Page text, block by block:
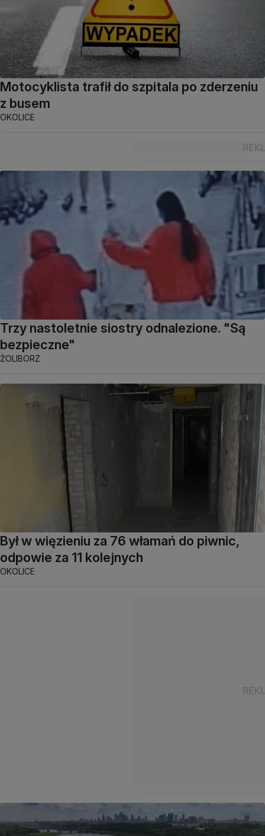
Motocyklista trafił do szpitala po zderzeniu
z busem
OKOLICE
Trzy nastoletnie siostry odnalezione. "Są
bezpieczne"
ŻOLIBORZ
Był w więzieniu za 76 włamań do piwnic,
odpowie za 11 kolejnych
OKOLICE